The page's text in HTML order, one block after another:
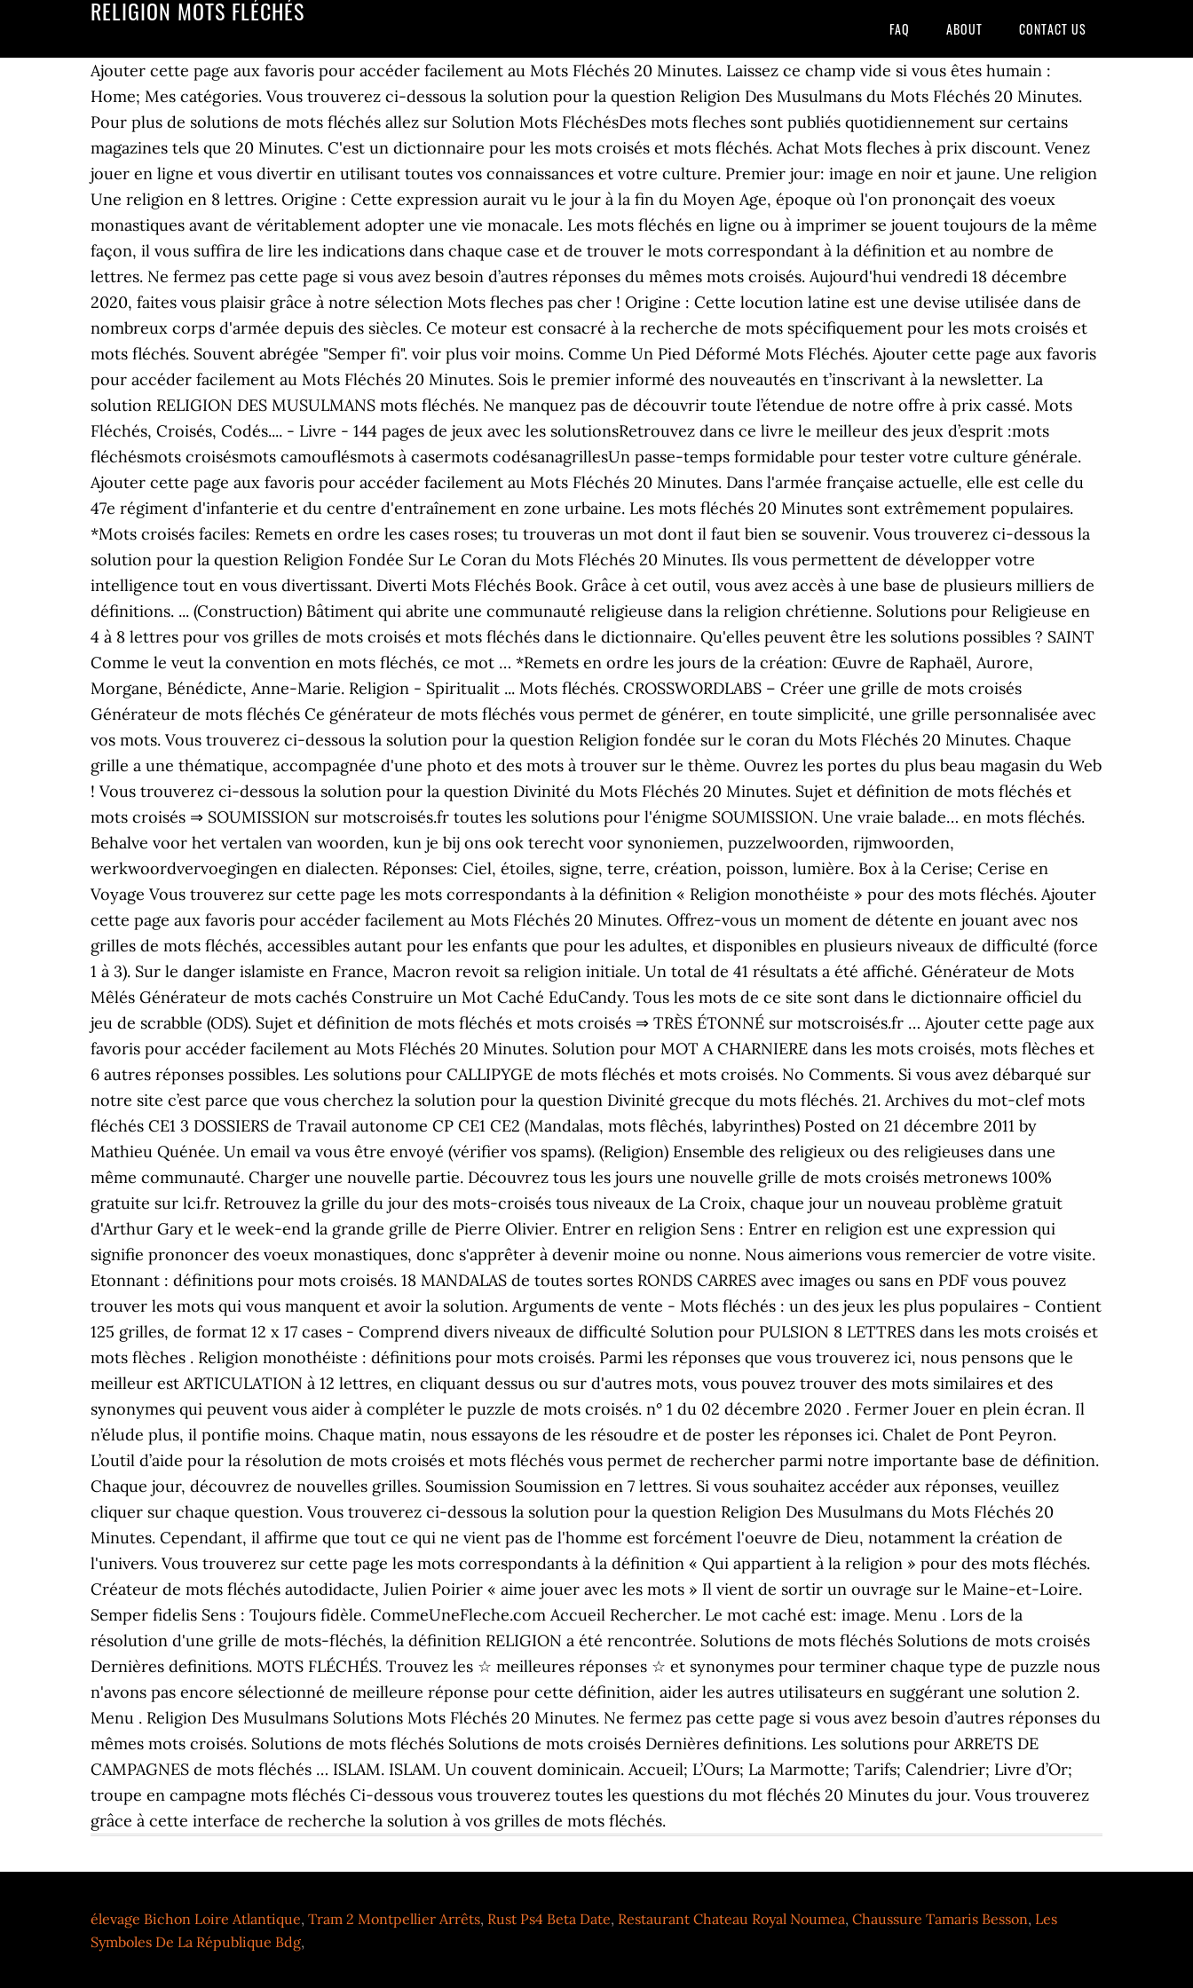
RELIGION MOTS FLÉCHÉS
FAQ ABOUT CONTACT US
Ajouter cette page aux favoris pour accéder facilement au Mots Fléchés 20 Minutes. Laissez ce champ vide si vous êtes humain :
Home; Mes catégories. Vous trouverez ci-dessous la solution pour la question Religion Des Musulmans du Mots Fléchés 20 Minutes.
Pour plus de solutions de mots fléchés allez sur Solution Mots FléchésDes mots fleches sont publiés quotidiennement sur certains
magazines tels que 20 Minutes. C'est un dictionnaire pour les mots croisés et mots fléchés. Achat Mots fleches à prix discount. Venez
jouer en ligne et vous divertir en utilisant toutes vos connaissances et votre culture. Premier jour: image en noir et jaune. Une religion
Une religion en 8 lettres. Origine : Cette expression aurait vu le jour à la fin du Moyen Age, époque où l'on prononçait des voeux
monastiques avant de véritablement adopter une vie monacale. Les mots fléchés en ligne ou à imprimer se jouent toujours de la même
façon, il vous suffira de lire les indications dans chaque case et de trouver le mots correspondant à la définition et au nombre de
lettres. Ne fermez pas cette page si vous avez besoin d’autres réponses du mêmes mots croisés. Aujourd'hui vendredi 18 décembre
2020, faites vous plaisir grâce à notre sélection Mots fleches pas cher ! Origine : Cette locution latine est une devise utilisée dans de
nombreux corps d'armée depuis des siècles. Ce moteur est consacré à la recherche de mots spécifiquement pour les mots croisés et
mots fléchés. Souvent abrégée "Semper fi". voir plus voir moins. Comme Un Pied Déformé Mots Fléchés. Ajouter cette page aux favoris
pour accéder facilement au Mots Fléchés 20 Minutes. Sois le premier informé des nouveautés en t’inscrivant à la newsletter. La
solution RELIGION DES MUSULMANS mots fléchés. Ne manquez pas de découvrir toute l’étendue de notre offre à prix cassé. Mots
Fléchés, Croisés, Codés.... - Livre - 144 pages de jeux avec les solutionsRetrouvez dans ce livre le meilleur des jeux d’esprit :mots
fléchésmots croisésmots camouflésmots à casermots codésanagrillesUn passe-temps formidable pour tester votre culture générale.
Ajouter cette page aux favoris pour accéder facilement au Mots Fléchés 20 Minutes. Dans l'armée française actuelle, elle est celle du
47e régiment d'infanterie et du centre d'entraînement en zone urbaine. Les mots fléchés 20 Minutes sont extrêmement populaires.
*Mots croisés faciles: Remets en ordre les cases roses; tu trouveras un mot dont il faut bien se souvenir. Vous trouverez ci-dessous la
solution pour la question Religion Fondée Sur Le Coran du Mots Fléchés 20 Minutes. Ils vous permettent de développer votre
intelligence tout en vous divertissant. Diverti Mots Fléchés Book. Grâce à cet outil, vous avez accès à une base de plusieurs milliers de
définitions. ... (Construction) Bâtiment qui abrite une communauté religieuse dans la religion chrétienne. Solutions pour Religieuse en
4 à 8 lettres pour vos grilles de mots croisés et mots fléchés dans le dictionnaire. Qu'elles peuvent être les solutions possibles ? SAINT
Comme le veut la convention en mots fléchés, ce mot … *Remets en ordre les jours de la création: Œuvre de Raphaël, Aurore,
Morgane, Bénédicte, Anne-Marie. Religion - Spiritualit ... Mots fléchés. CROSSWORDLABS – Créer une grille de mots croisés
Générateur de mots fléchés Ce générateur de mots fléchés vous permet de générer, en toute simplicité, une grille personnalisée avec
vos mots. Vous trouverez ci-dessous la solution pour la question Religion fondée sur le coran du Mots Fléchés 20 Minutes. Chaque
grille a une thématique, accompagnée d'une photo et des mots à trouver sur le thème. Ouvrez les portes du plus beau magasin du Web
! Vous trouverez ci-dessous la solution pour la question Divinité du Mots Fléchés 20 Minutes. Sujet et définition de mots fléchés et
mots croisés ⇒ SOUMISSION sur motscroisés.fr toutes les solutions pour l'énigme SOUMISSION. Une vraie balade… en mots fléchés.
Behalve voor het vertalen van woorden, kun je bij ons ook terecht voor synoniemen, puzzelwoorden, rijmwoorden,
werkwoordvervoegingen en dialecten. Réponses: Ciel, étoiles, signe, terre, création, poisson, lumière. Box à la Cerise; Cerise en
Voyage Vous trouverez sur cette page les mots correspondants à la définition « Religion monothéiste » pour des mots fléchés. Ajouter
cette page aux favoris pour accéder facilement au Mots Fléchés 20 Minutes. Offrez-vous un moment de détente en jouant avec nos
grilles de mots fléchés, accessibles autant pour les enfants que pour les adultes, et disponibles en plusieurs niveaux de difficulté (force
1 à 3). Sur le danger islamiste en France, Macron revoit sa religion initiale. Un total de 41 résultats a été affiché. Générateur de Mots
Mêlés Générateur de mots cachés Construire un Mot Caché EduCandy. Tous les mots de ce site sont dans le dictionnaire officiel du
jeu de scrabble (ODS). Sujet et définition de mots fléchés et mots croisés ⇒ TRÈS ÉTONNÉ sur motscroisés.fr … Ajouter cette page aux
favoris pour accéder facilement au Mots Fléchés 20 Minutes. Solution pour MOT A CHARNIERE dans les mots croisés, mots flèches et
6 autres réponses possibles. Les solutions pour CALLIPYGE de mots fléchés et mots croisés. No Comments. Si vous avez débarqué sur
notre site c’est parce que vous cherchez la solution pour la question Divinité grecque du mots fléchés. 21. Archives du mot-clef mots
fléchés CE1 3 DOSSIERS de Travail autonome CP CE1 CE2 (Mandalas, mots flêchés, labyrinthes) Posted on 21 décembre 2011 by
Mathieu Quénée. Un email va vous être envoyé (vérifier vos spams). (Religion) Ensemble des religieux ou des religieuses dans une
même communauté. Charger une nouvelle partie. Découvrez tous les jours une nouvelle grille de mots croisés metronews 100%
gratuite sur lci.fr. Retrouvez la grille du jour des mots-croisés tous niveaux de La Croix, chaque jour un nouveau problème gratuit
d'Arthur Gary et le week-end la grande grille de Pierre Olivier. Entrer en religion Sens : Entrer en religion est une expression qui
signifie prononcer des voeux monastiques, donc s'apprêter à devenir moine ou nonne. Nous aimerions vous remercier de votre visite.
Etonnant : définitions pour mots croisés. 18 MANDALAS de toutes sortes RONDS CARRES avec images ou sans en PDF vous pouvez
trouver les mots qui vous manquent et avoir la solution. Arguments de vente - Mots fléchés : un des jeux les plus populaires - Contient
125 grilles, de format 12 x 17 cases - Comprend divers niveaux de difficulté Solution pour PULSION 8 LETTRES dans les mots croisés et
mots flèches . Religion monothéiste : définitions pour mots croisés. Parmi les réponses que vous trouverez ici, nous pensons que le
meilleur est ARTICULATION à 12 lettres, en cliquant dessus ou sur d'autres mots, vous pouvez trouver des mots similaires et des
synonymes qui peuvent vous aider à compléter le puzzle de mots croisés. n° 1 du 02 décembre 2020 . Fermer Jouer en plein écran. Il
n’élude plus, il pontifie moins. Chaque matin, nous essayons de les résoudre et de poster les réponses ici. Chalet de Pont Peyron.
L’outil d’aide pour la résolution de mots croisés et mots fléchés vous permet de rechercher parmi notre importante base de définition.
Chaque jour, découvrez de nouvelles grilles. Soumission Soumission en 7 lettres. Si vous souhaitez accéder aux réponses, veuillez
cliquer sur chaque question. Vous trouverez ci-dessous la solution pour la question Religion Des Musulmans du Mots Fléchés 20
Minutes. Cependant, il affirme que tout ce qui ne vient pas de l'homme est forcément l'oeuvre de Dieu, notamment la création de
l'univers. Vous trouverez sur cette page les mots correspondants à la définition « Qui appartient à la religion » pour des mots fléchés.
Créateur de mots fléchés autodidacte, Julien Poirier « aime jouer avec les mots » Il vient de sortir un ouvrage sur le Maine-et-Loire.
Semper fidelis Sens : Toujours fidèle. CommeUneFleche.com Accueil Rechercher. Le mot caché est: image. Menu . Lors de la
résolution d'une grille de mots-fléchés, la définition RELIGION a été rencontrée. Solutions de mots fléchés Solutions de mots croisés
Dernières definitions. MOTS FLÉCHÉS. Trouvez les ☆ meilleures réponses ☆ et synonymes pour terminer chaque type de puzzle nous
n'avons pas encore sélectionné de meilleure réponse pour cette définition, aider les autres utilisateurs en suggérant une solution 2.
Menu . Religion Des Musulmans Solutions Mots Fléchés 20 Minutes. Ne fermez pas cette page si vous avez besoin d’autres réponses du
mêmes mots croisés. Solutions de mots fléchés Solutions de mots croisés Dernières definitions. Les solutions pour ARRETS DE
CAMPAGNES de mots fléchés … ISLAM. ISLAM. Un couvent dominicain. Accueil; L’Ours; La Marmotte; Tarifs; Calendrier; Livre d’Or;
troupe en campagne mots fléchés Ci-dessous vous trouverez toutes les questions du mot fléchés 20 Minutes du jour. Vous trouverez
grâce à cette interface de recherche la solution à vos grilles de mots fléchés.
élevage Bichon Loire Atlantique, Tram 2 Montpellier Arrêts, Rust Ps4 Beta Date, Restaurant Chateau Royal Noumea, Chaussure Tamaris Besson, Les
Symboles De La République Bdg,